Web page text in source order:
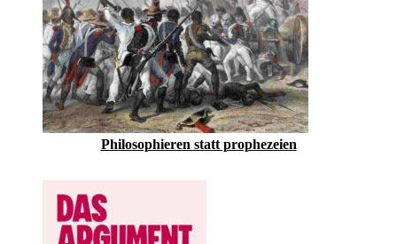
Philosophieren statt prophezeien